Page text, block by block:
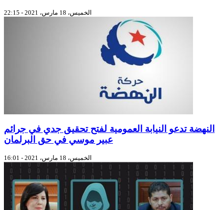
الخميس، 18 مارس، 2021 - 22:15
النهضة تدعو النيابة العمومية لفتح تحقيق جدي في جرائم
عبير موسي في حق البرلمان
الخميس، 18 مارس، 2021 - 16:01